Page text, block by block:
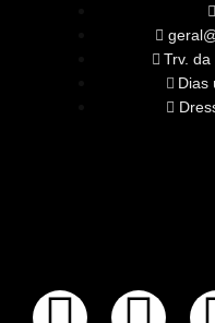
Trv. da
Dias